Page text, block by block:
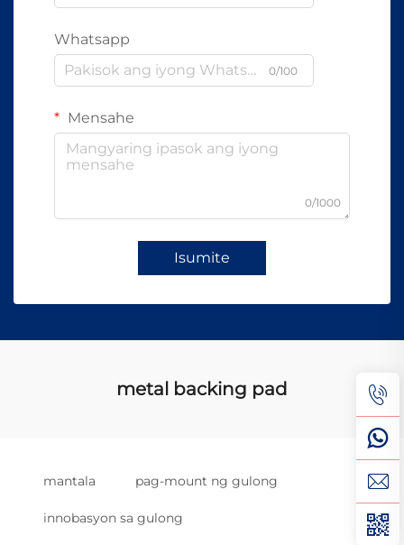
Whatsapp
0/100
Mensahe
0/1000
Isumite
metal backing pad
mantala pag-mount ng gulong
innobasyon sa gulong